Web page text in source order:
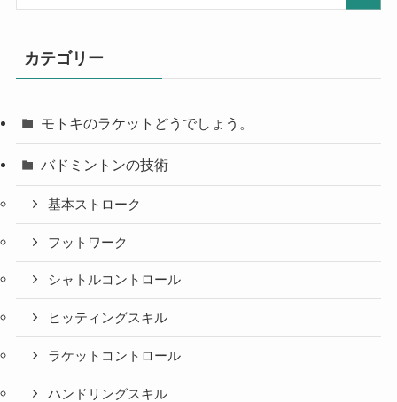
カテゴリー
モトキのラケットどうでしょう。
バドミントンの技術
基本ストローク
フットワーク
シャトルコントロール
ヒッティングスキル
ラケットコントロール
ハンドリングスキル